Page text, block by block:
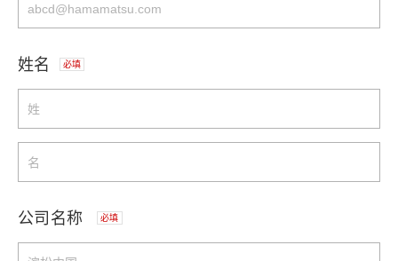
姓名 必填
公司名称 必填